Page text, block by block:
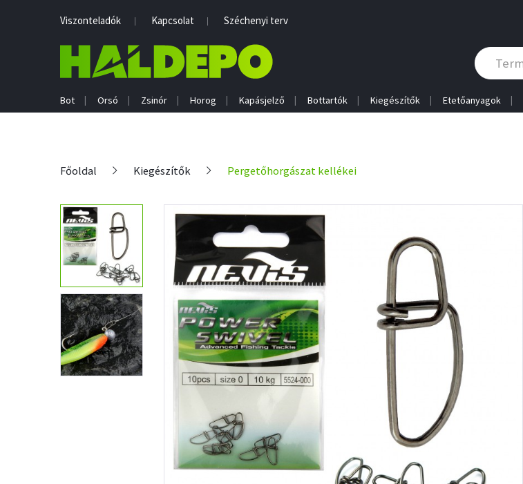
Viszonteladók Kapcsolat Széchenyi terv
Bot Orsó Zsinór Horog Kapásjelző Bottartók Kiegészítők Etetőanyagok
Főoldal Kiegészítők Pergetőhorgászat kellékei